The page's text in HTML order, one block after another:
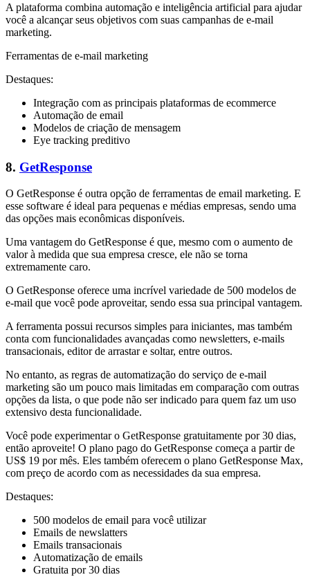
A plataforma combina automação e inteligência artificial para ajudar
você a alcançar seus objetivos com suas campanhas de e-mail
marketing.
Ferramentas de e-mail marketing
Destaques:
Integração com as principais plataformas de ecommerce
Automação de email
Modelos de criação de mensagem
Eye tracking preditivo
8. GetResponse
O GetResponse é outra opção de ferramentas de email marketing. E
esse software é ideal para pequenas e médias empresas, sendo uma
das opções mais econômicas disponíveis.
Uma vantagem do GetResponse é que, mesmo com o aumento de
valor à medida que sua empresa cresce, ele não se torna
extremamente caro.
O GetResponse oferece uma incrível variedade de 500 modelos de
e-mail que você pode aproveitar, sendo essa sua principal vantagem.
A ferramenta possui recursos simples para iniciantes, mas também
conta com funcionalidades avançadas como newsletters, e-mails
transacionais, editor de arrastar e soltar, entre outros.
No entanto, as regras de automatização do serviço de e-mail
marketing são um pouco mais limitadas em comparação com outras
opções da lista, o que pode não ser indicado para quem faz um uso
extensivo desta funcionalidade.
Você pode experimentar o GetResponse gratuitamente por 30 dias,
então aproveite! O plano pago do GetResponse começa a partir de
US$ 19 por mês. Eles também oferecem o plano GetResponse Max,
com preço de acordo com as necessidades da sua empresa.
Destaques:
500 modelos de email para você utilizar
Emails de newslatters
Emails transacionais
Automatização de emails
Gratuita por 30 dias